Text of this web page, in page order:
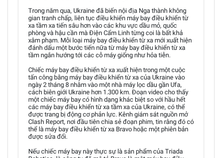
Trong năm qua, Ukraine đã biến nội địa Nga thành không
gian tranh chấp, liên tục điều khiển máy bay điều khiển từ
xa tầm xa tiến sâu hơn vào các khu vực dầu mỏ, quốc
phòng và hậu cần mà Điện Cẩm Linh từng coi là bất khả
xâm phạm. Mỗi loại máy bay điều khiển từ xa mới xuất hiện
đánh dấu một bước tiến nữa từ máy bay điều khiển từ xa
tầm ngắn hướng tới các cỗ máy giống như hỏa tiễn.
Chiếc máy bay điều khiển từ xa xuất hiện trong một cuộc
tấn công bằng máy bay điều khiển từ xa của Ukraine vào
ngày 2 tháng 8 nhằm vào một nhà máy lọc dầu gần Ufa,
cách biên giới Ukraine hơn 1.300 km. Đoạn video cho thấy
một chiếc máy bay có hình dạng khác biệt so với hầu hết
các máy bay điều khiển từ xa tầm xa của Ukraine, có thể
được trang bị động cơ phản lực. Kênh giám sát nguồn mở
Clash Report, nơi đầu tiên chia sẻ đoạn phim, tin rằng đó có
thể là máy bay điều khiển từ xa Bravo hoặc một phiên bản
được sửa đổi.
Nếu chiếc máy bay này thực sự là sản phẩm của Triada